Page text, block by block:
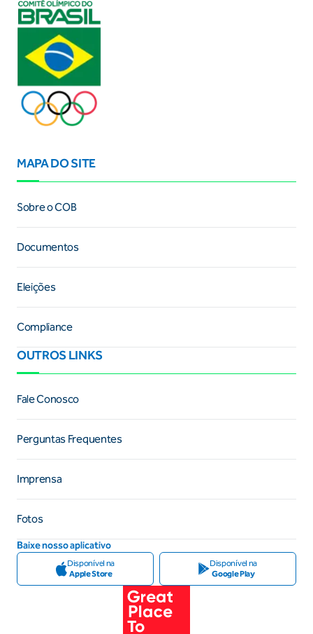
MAPA DO SITE
Sobre o COB
Documentos
Eleições
Compliance
OUTROS LINKS
Fale Conosco
Perguntas Frequentes
Imprensa
Fotos
Baixe nosso aplicativo
Disponível na
Apple Store
Disponível na
Google Play